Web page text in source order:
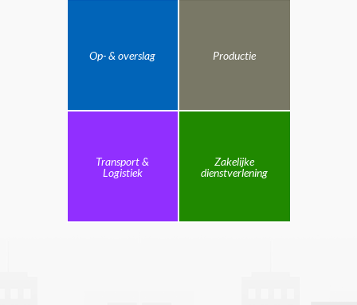
Op- & overslag Productie
Transport &
Logistiek
Zakelijke
dienstverlening